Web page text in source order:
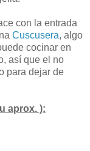
con la entrada
Cuscusera, algo
cocinar en
así que el no
para dejar de
aprox. ):